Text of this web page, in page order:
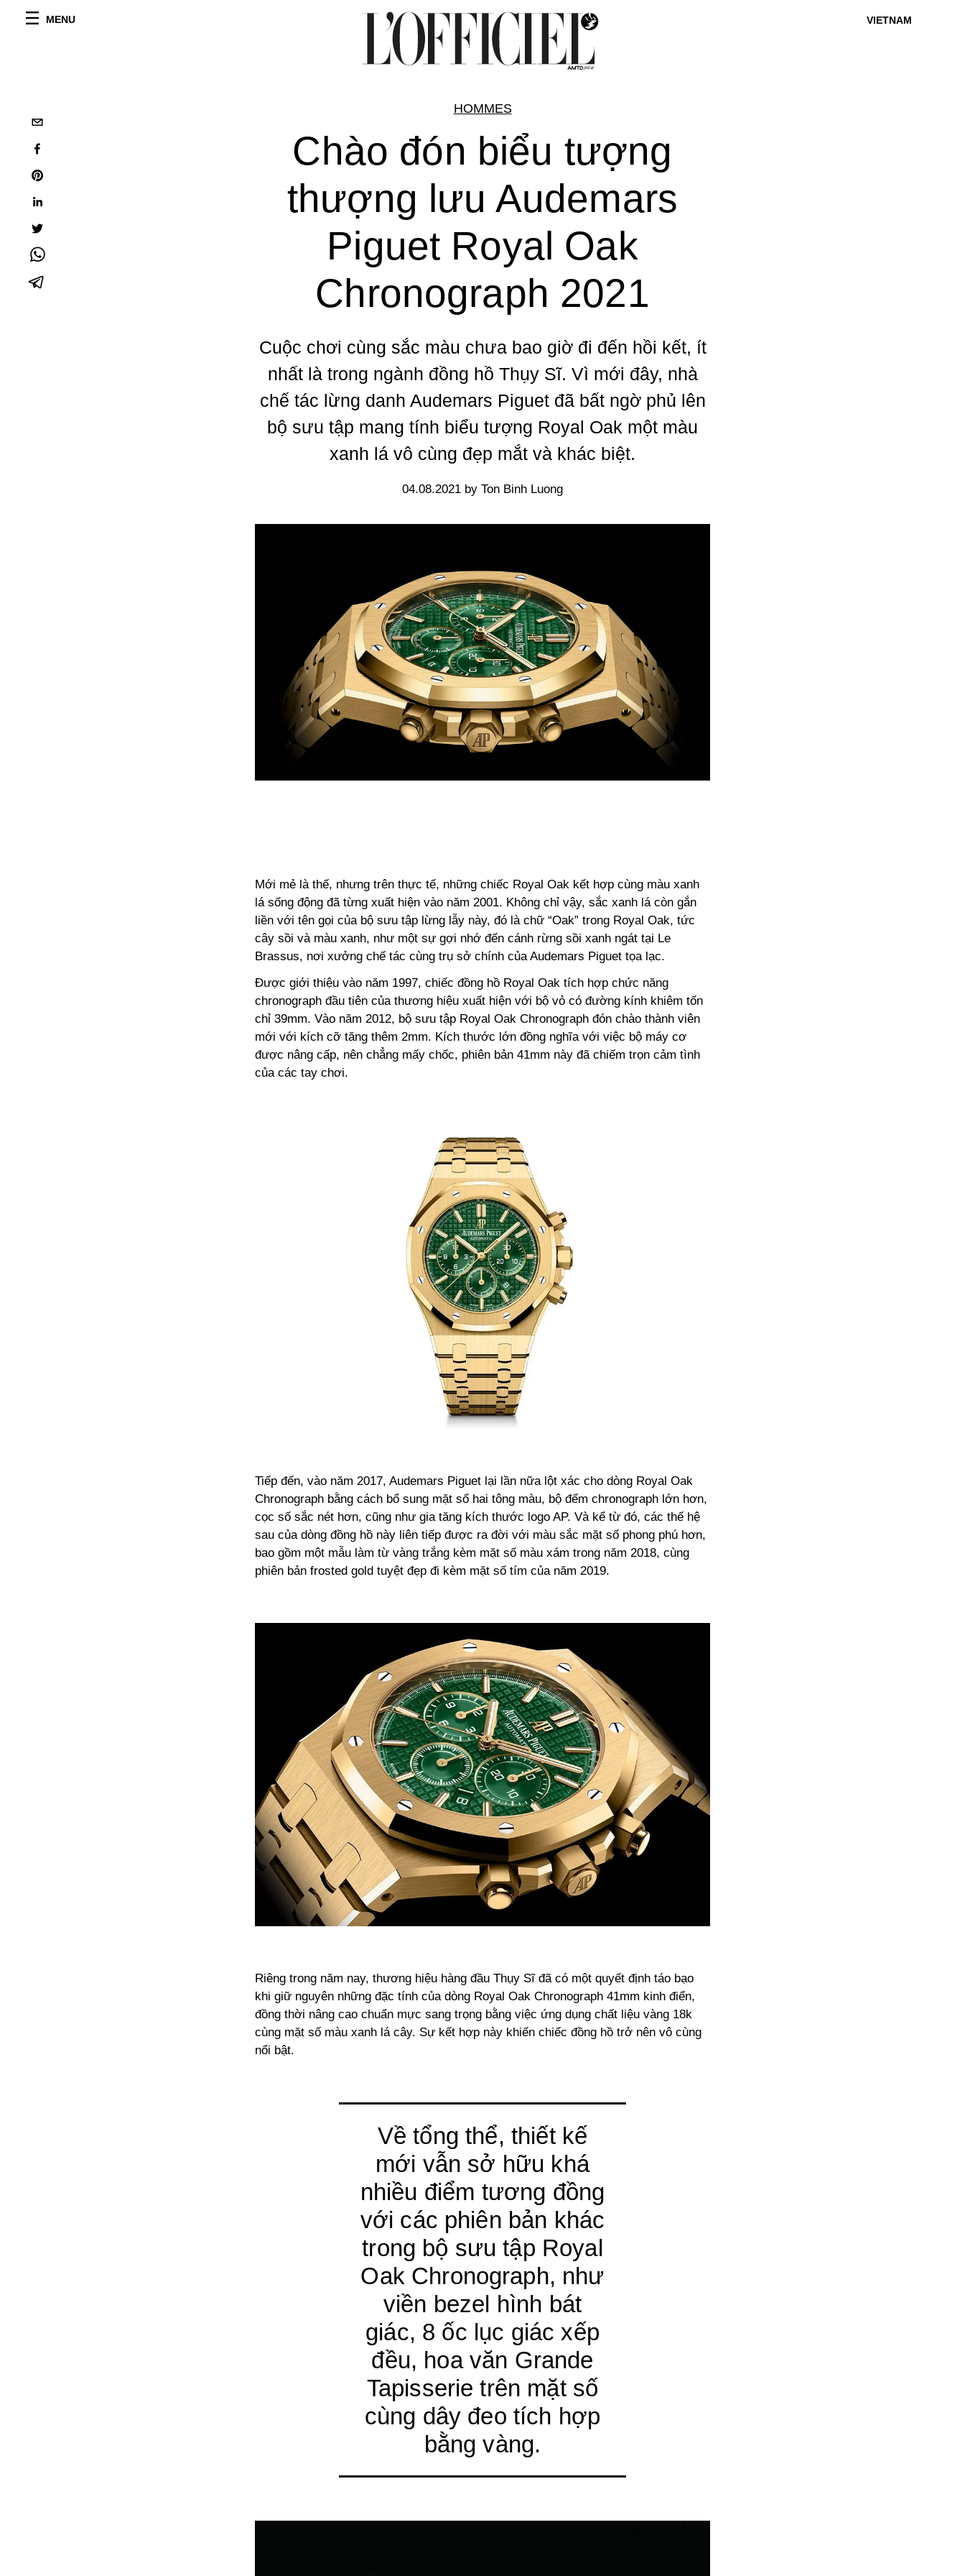
MENU VIETNAM
HOMMES
Chào đón biểu tượng
thượng lưu Audemars
Piguet Royal Oak
Chronograph 2021
Cuộc chơi cùng sắc màu chưa bao giờ đi đến hồi kết, ít
nhất là trong ngành đồng hồ Thụy Sĩ. Vì mới đây, nhà
chế tác lừng danh Audemars Piguet đã bất ngờ phủ lên
bộ sưu tập mang tính biểu tượng Royal Oak một màu
xanh lá vô cùng đẹp mắt và khác biệt.
04.08.2021 by Ton Binh Luong
Mới mẻ là thế, nhưng trên thực tế, những chiếc Royal Oak kết hợp cùng màu xanh
lá sống động đã từng xuất hiện vào năm 2001. Không chỉ vậy, sắc xanh lá còn gắn
liền với tên gọi của bộ sưu tập lừng lẫy này, đó là chữ “Oak” trong Royal Oak, tức
cây sồi và màu xanh, như một sự gợi nhớ đến cánh rừng sồi xanh ngát tại Le
Brassus, nơi xưởng chế tác cùng trụ sở chính của Audemars Piguet tọa lạc.
Được giới thiệu vào năm 1997, chiếc đồng hồ Royal Oak tích hợp chức năng
chronograph đầu tiên của thương hiệu xuất hiện với bộ vỏ có đường kính khiêm tốn
chỉ 39mm. Vào năm 2012, bộ sưu tập Royal Oak Chronograph đón chào thành viên
mới với kích cỡ tăng thêm 2mm. Kích thước lớn đồng nghĩa với việc bộ máy cơ
được nâng cấp, nên chẳng mấy chốc, phiên bản 41mm này đã chiếm trọn cảm tình
của các tay chơi.
Tiếp đến, vào năm 2017, Audemars Piguet lại lần nữa lột xác cho dòng Royal Oak
Chronograph bằng cách bổ sung mặt số hai tông màu, bộ đếm chronograph lớn hơn,
cọc số sắc nét hơn, cũng như gia tăng kích thước logo AP. Và kể từ đó, các thế hệ
sau của dòng đồng hồ này liên tiếp được ra đời với màu sắc mặt số phong phú hơn,
bao gồm một mẫu làm từ vàng trắng kèm mặt số màu xám trong năm 2018, cùng
phiên bản frosted gold tuyệt đẹp đi kèm mặt số tím của năm 2019.
Riêng trong năm nay, thương hiệu hàng đầu Thụy Sĩ đã có một quyết định táo bạo
khi giữ nguyên những đặc tính của dòng Royal Oak Chronograph 41mm kinh điển,
đồng thời nâng cao chuẩn mực sang trọng bằng việc ứng dụng chất liệu vàng 18k
cùng mặt số màu xanh lá cây. Sự kết hợp này khiến chiếc đồng hồ trở nên vô cùng
nổi bật.
Về tổng thể, thiết kế
mới vẫn sở hữu khá
nhiều điểm tương đồng
với các phiên bản khác
trong bộ sưu tập Royal
Oak Chronograph, như
viền bezel hình bát
giác, 8 ốc lục giác xếp
đều, hoa văn Grande
Tapisserie trên mặt số
cùng dây đeo tích hợp
bằng vàng.